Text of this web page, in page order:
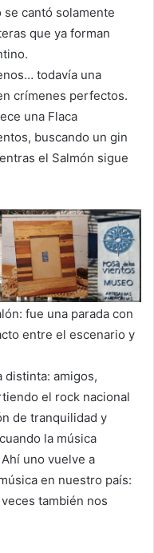
se cantó solamente
que ya forman
todavía una
crímenes perfectos.
una Flaca
buscando un gin
el Salmón sigue
fue una parada con
entre el escenario y
distinta: amigos,
el rock nacional
de tranquilidad y
la música
uno vuelve a
en nuestro país:
también nos